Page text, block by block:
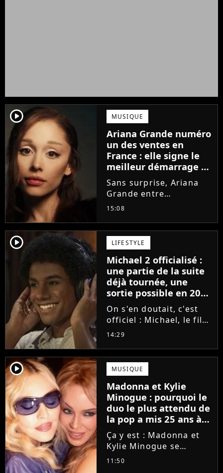
player2 MUSIQUE
Ariana Grande numéro
un des ventes en
France : elle signe le
meilleur démarrage de
sa carrière avec son
album Petal
Sans surprise, Ariana
Grande entre
directement numéro un
Mais quel score réalise
son nouvel album Petal
? Tous les chiffres !
15:08
player2 LIFESTYLE
Michael 2 officialisé :
une partie de la suite
déjà tournée, une
sortie possible en 2027
?
On s'en doutait, c'est
officiel : Michael, le film
d'Antoine Fuqua centré
de Michael Jackson
(incarné ici par Jaafar
Jackson) aura une suite.
14:29
player2 MUSIQUE
Madonna et Kylie
Minogue : pourquoi le
duo le plus attendu de
la pop a mis 25 ans à
se faire
Ça y est : Madonna et
Kylie Minogue se
retrouvent enfin sur
11:50